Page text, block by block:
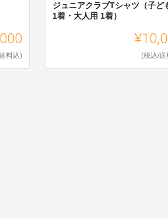
料込)
ジュニアクラブTシャツ（子ど
1着・大人用 1着）
(税込/送